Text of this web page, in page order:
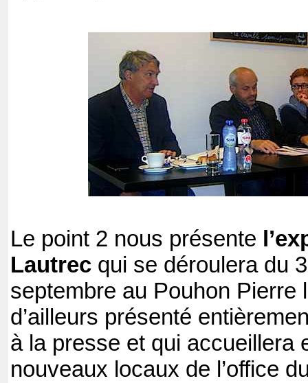
Le point 2 nous présente
Lautrec qui se déroulera du
septembre au Pouhon
d’ailleurs présenté
à la presse et qui accueillera
nouveaux locaux de l’office